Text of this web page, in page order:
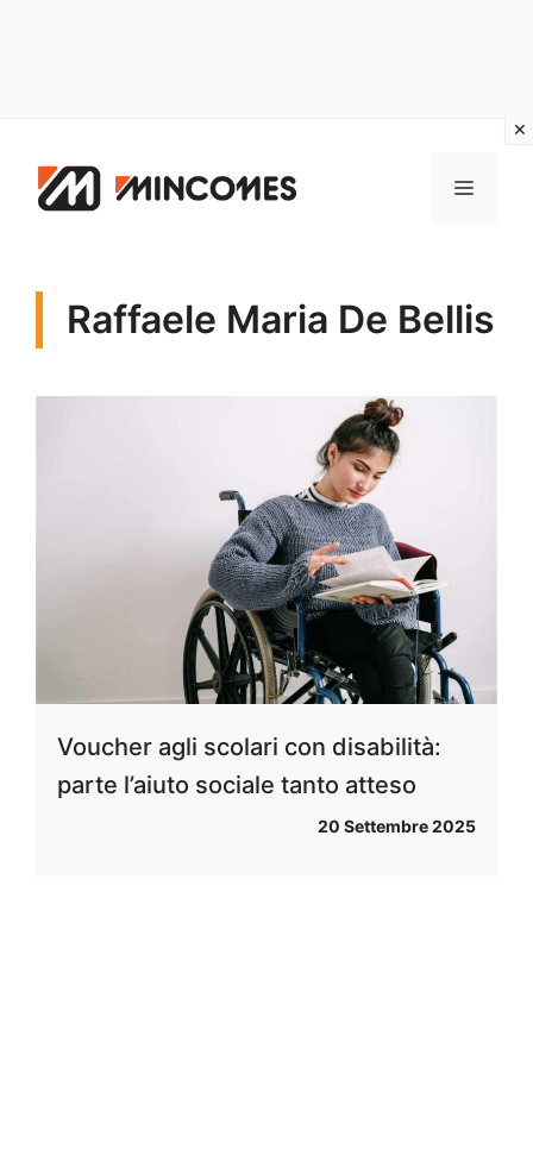
contenuto
MENU
Raffaele Maria De Bellis
Voucher agli scolari con disabilità:
parte l’aiuto sociale tanto atteso
20 Settembre 2025